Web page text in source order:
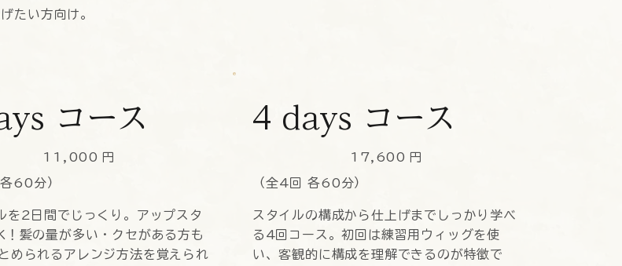
たい方向け。
コース
11,000 円
60分）
を2日間でじっくり。アップスタ
！髪の量が多い・クセがある方も
められるアレンジ方法を覚えられ
4 days コース
17,600 円
（全4回 各60分）
スタイルの構成から仕上げまでしっかり学べ
る4回コース。初回は練習用ウィッグを使
い、客観的に構成を理解できるのが特徴で